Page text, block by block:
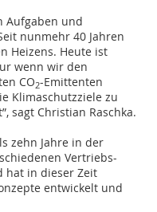
Aufgaben und
nunmehr 40 Jahren
Heizens. Heute ist
wenn wir den
CO2-Emittenten
Klimaschutzziele zu
sagt Christian Raschka.
zehn Jahre in der
Vertriebs-
hat in dieser Zeit
entwickelt und